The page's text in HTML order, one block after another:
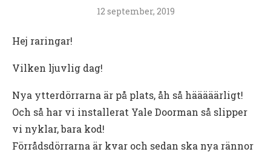
12 september, 2019
Hej raringar!
Vilken ljuvlig dag!
Nya ytterdörrarna är på plats, åh så hääääärligt!
Och så har vi installerat Yale Doorman så slipper
vi nyklar, bara kod!
Förrådsdörrarna är kvar och sedan ska nya rännor